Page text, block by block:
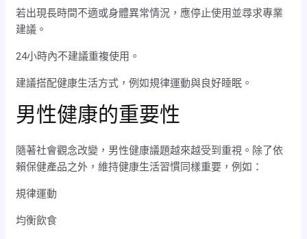
若出現長時間不適或身體異常情況，應停止使用並尋求專業
建議。
24小時內不建議重複使用。
建議搭配健康生活方式，例如規律運動與良好睡眠。
男性健康的重要性
隨著社會觀念改變，男性健康議題越來越受到重視。除了依
賴保健產品之外，維持健康生活習慣同樣重要，例如：
規律運動
均衡飲食